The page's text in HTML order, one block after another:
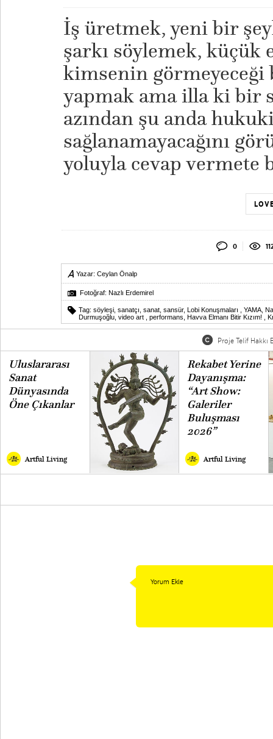
İş üretmek, yeni bir
şarkı söylemek,
kimsenin
yapmak ama illa ki bir
azından şu anda
sağlanamayacağını
yoluyla cevap vermete
0
Yazar: Ceylan Önalp
Fotoğraf: Nazlı Erdemirel
Tag: söyleşi sanatçı sanat sansür, Lobi Konuşmaları YAMA
Durmuşoğlu video art performans Havva Elmanı Bitir Kızım!
Proje Telif Hakkı
Uluslararası
Sanat
Dünyasında
Öne Çıkanlar
Artful Living
Rekabet Yerine
Dayanışma:
“Art Show:
Galeriler
Buluşması
2026”
Artful Living